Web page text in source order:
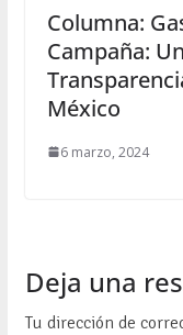
Columna:
Campaña:
México
6 marzo, 2024
Deja una
Tu dirección de